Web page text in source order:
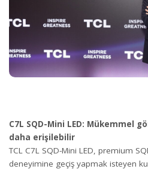
C7L SQD-Mini LED: Mükemmel
daha erişilebilir
TCL C7L SQD-Mini LED, premium
deneyimine geçiş yapmak isteyen